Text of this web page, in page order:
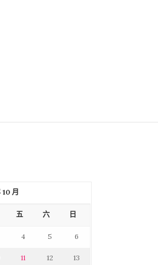
10 月
五 六 日
4 5 6
11 12 13